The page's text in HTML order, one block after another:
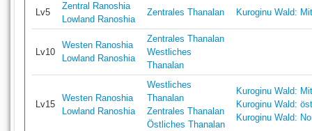
Lv5
Zentral Ranoshia
Lowland Ranoshia
Zentrales Thanalan Kuroginu Wald:
Lv10
Westen Ranoshia
Lowland Ranoshia
Zentrales Thanalan
Westliches
Thanalan
Lv15
Westen Ranoshia
Lowland Ranoshia
Westliches
Thanalan
Zentrales Thanalan
Östliches Thanalan
Kuroginu Wald:
Kuroginu Wald:
Kuroginu Wald: